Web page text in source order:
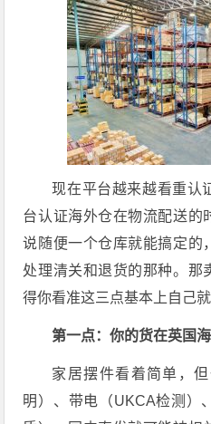
现在平台越来越看重认
台认证海外仓在物流配送的
说随便一个仓库就能搞定的
处理清关和退货的那种。那
得你看准这三点基本上自己就
第一点：你的货在英国
家居摆件看着简单，
明）、带电（UKCA检测）